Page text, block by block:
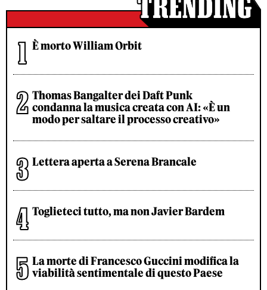
È morto William Orbit
Thomas Bangalter dei Daft Punk
condanna la musica creata con AI: «È un
modo per saltare il processo creativo»
Lettera aperta a Serena Brancale
Toglieteci tutto, ma non Javier Bardem
La morte di Francesco Guccini modifica la
viabilità sentimentale di questo Paese